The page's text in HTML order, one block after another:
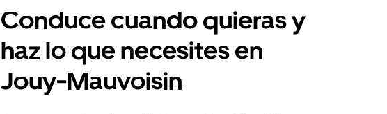
Conduce cuando quieras y
haz lo que necesites en
Jouy-Mauvoisin